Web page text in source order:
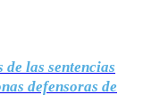
de las sentencias
defensoras de